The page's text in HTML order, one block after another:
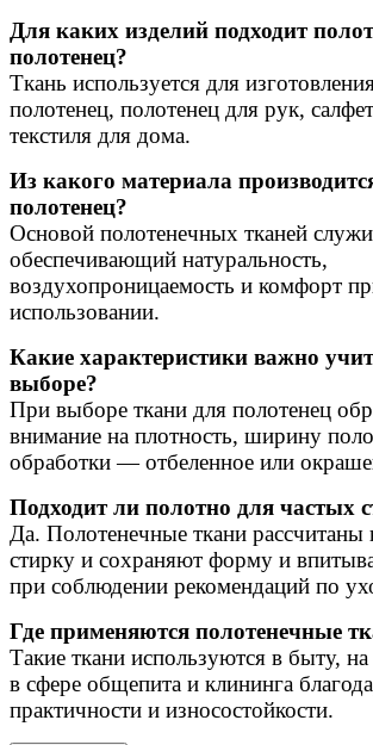
Для каких изделий подходит
полотенец?
Ткань используется для
полотенец, полотенец для рук,
текстиля для дома.
Из какого материала
полотенец?
Основой полотенечных тканей
обеспечивающий натуральность,
воздухопроницаемость и комфорт
использовании.
Какие характеристики важно
выборе?
При выборе ткани для полотенец
внимание на плотность, ширину
обработки — отбеленное или
Подходит ли полотно для частых
Да. Полотенечные ткани рассчитаны
стирку и сохраняют форму и
при соблюдении рекомендаций по
Где применяются полотенечные
Такие ткани используются в быту,
в сфере общепита и клининга
практичности и износостойкости.